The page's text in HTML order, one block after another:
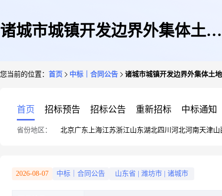
诸城市城镇开发边界外集体土地
您当前的位置： 首页 中标｜合同公告 诸城市城镇开发边界外集体土
首页 招标预告 招标公告 重新招标 中标通知
省份地区： 北京广东 上海江苏浙江山东湖北四川 河北河南天津山
2026-08-07 中标｜合同公告 山东省 潍坊市 诸城市